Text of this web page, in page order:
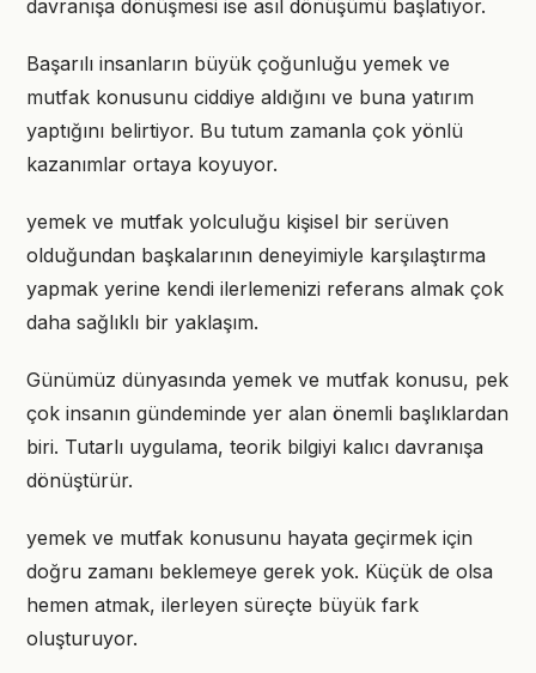
davranışa dönüşmesi ise asıl dönüşümü başlatıyor.
Başarılı insanların büyük çoğunluğu yemek ve
mutfak konusunu ciddiye aldığını ve buna yatırım
yaptığını belirtiyor. Bu tutum zamanla çok yönlü
kazanımlar ortaya koyuyor.
yemek ve mutfak yolculuğu kişisel bir serüven
olduğundan başkalarının deneyimiyle karşılaştırma
yapmak yerine kendi ilerlemenizi referans almak çok
daha sağlıklı bir yaklaşım.
Günümüz dünyasında yemek ve mutfak konusu, pek
çok insanın gündeminde yer alan önemli başlıklardan
biri. Tutarlı uygulama, teorik bilgiyi kalıcı davranışa
dönüştürür.
yemek ve mutfak konusunu hayata geçirmek için
doğru zamanı beklemeye gerek yok. Küçük de olsa
hemen atmak, ilerleyen süreçte büyük fark
oluşturuyor.